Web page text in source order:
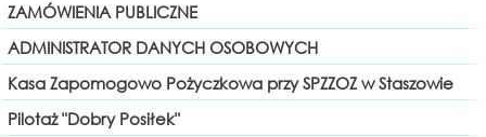
ZAMÓWIENIA PUBLICZNE
ADMINISTRATOR DANYCH OSOBOWYCH
Kasa Zapomogowo Pożyczkowa przy SPZZOZ w Staszowie
Pilotaż "Dobry Posiłek"